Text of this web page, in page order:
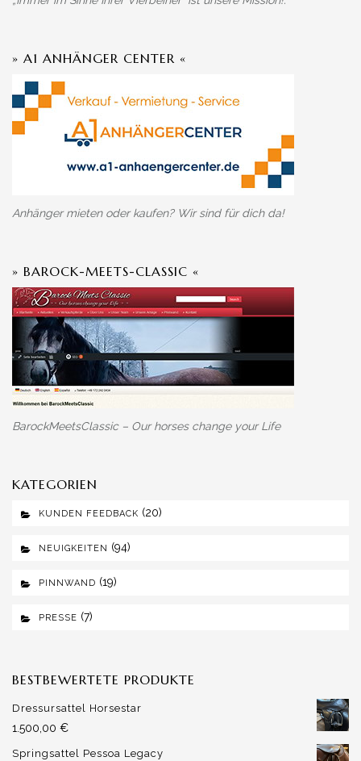
» A1 ANHÄNGER CENTER «
Anhänger mieten oder kaufen? Wir sind für dich da!
» BAROCK-MEETS-CLASSIC «
BarockMeetsClassic – Our horses change your Life
KATEGORIEN
KUNDEN FEEDBACK (20)
NEUIGKEITEN (94)
PINNWAND (19)
PRESSE (7)
BESTBEWERTETE PRODUKTE
Dressursattel Horsestar
1.500,00 €
Springsattel Pessoa Legacy